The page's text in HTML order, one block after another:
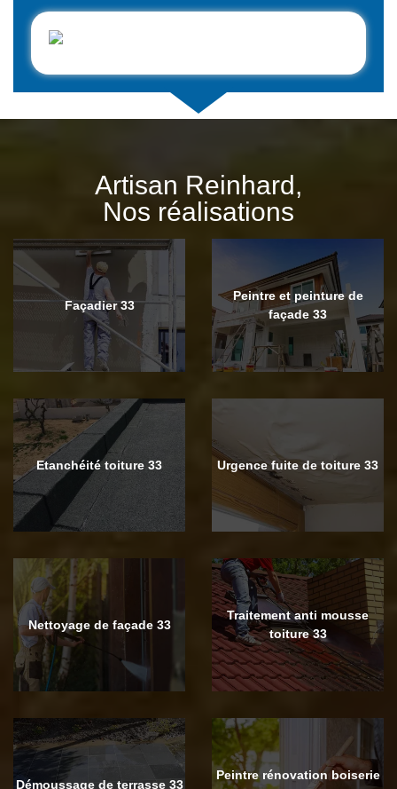
Artisan Reinhard,
Nos réalisations
Façadier 33
Peintre et peinture de
façade 33
Etanchéité toiture 33 Urgence fuite de toiture 33
Nettoyage de façade 33
Traitement anti mousse
toiture 33
Démoussage de terrasse 33
Peintre rénovation boiserie